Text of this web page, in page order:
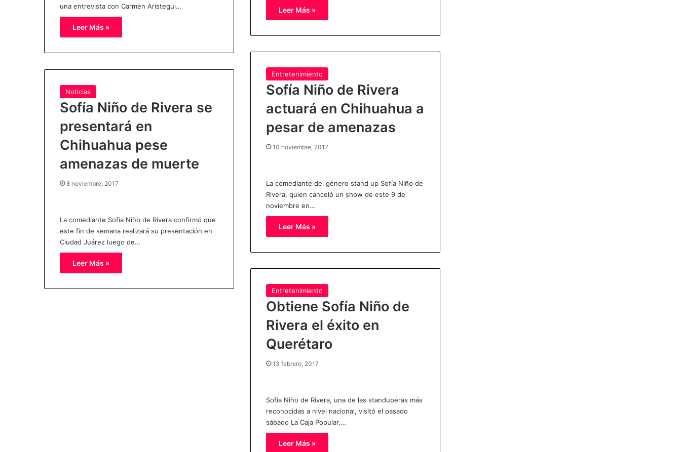
una entrevista con Carmen Aristegui…
Leer Más »
Leer Más »
Entretenimiento
Sofía Niño de Rivera
actuará en Chihuahua a
pesar de amenazas
10 noviembre, 2017
La comediante del género stand up Sofía Niño de
Rivera, quien canceló un show de este 9 de
noviembre en…
Leer Más »
Noticias
Sofía Niño de Rivera se
presentará en
Chihuahua pese
amenazas de muerte
8 noviembre, 2017
La comediante Sofía Niño de Rivera confirmó que
este fin de semana realizará su presentación en
Ciudad Juárez luego de…
Leer Más »
Entretenimiento
Obtiene Sofía Niño de
Rivera el éxito en
Querétaro
13 febrero, 2017
Sofía Niño de Rivera, una de las standuperas más
reconocidas a nivel nacional, visitó el pasado
sábado La Caja Popular,…
Leer Más »